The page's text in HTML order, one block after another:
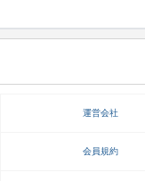
運営会社
会員規約